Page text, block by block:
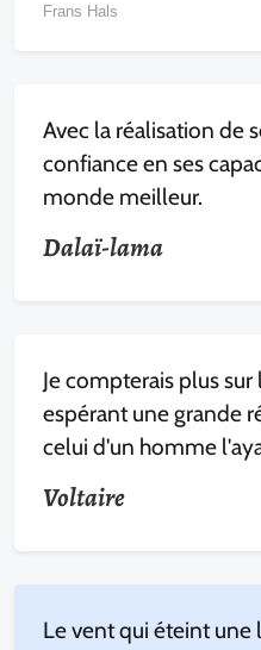
Frans Hals
Avec la réalisation de
confiance en ses
monde meilleur.
Dalaï-lama
Je compterais plus
espérant une grande
celui d'un homme
Voltaire
Le vent qui éteint